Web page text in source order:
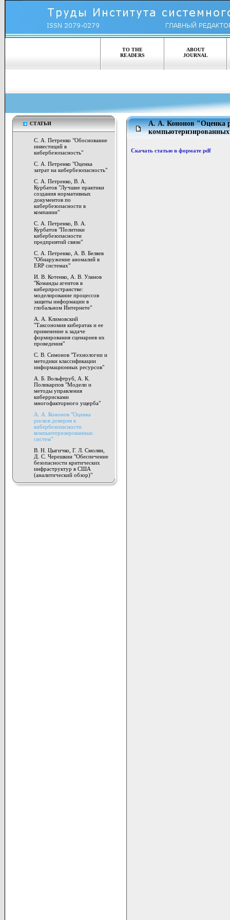
TO THE
READERS
ABOUT
JOURNAL
СТАТЬИ
С. А. Петренко "Обоснование
инвестиций в
кибербезопасность"
С. А. Петренко "Оценка
затрат на кибербезопасность"
С. А. Петренко, В. А.
Курбатов "Лучшие практики
создания нормативных
документов по
кибербезопасности в
компании"
С. А. Петренко, В. А.
Курбатов "Политики
кибербезопасности
предприятий связи"
С. А. Петренко, А. В. Беляев
"Обнаружение аномалий в
ERP системах"
И. В. Котенко, А. В. Уланов
"Команды агентов в
киберпространстве:
моделирование процессов
защиты информации в
глобальном Интернете"
А. А. Климовский
"Таксономия кибератак и ее
применение к задаче
формирования сценариев их
проведения"
С. В. Симонов "Технологии и
методики классификации
информационных ресурсов"
А. Б. Вольфтруб, А. К.
Поликарпов "Модели и
методы управления
киберрисками
многофакторного ущерба"
А. А. Кононов "Оценка
рисков доверия к
кибербезопасности
компьютеризированных
систем"
В. Н. Цыгичко, Г. Л. Смолян,
Д. С. Черешкин "Обеспечение
безопасности критических
инфраструктур в США
(аналитический обзор)"
А. А. Кононов "Оценка
Скачать статью в формате pdf